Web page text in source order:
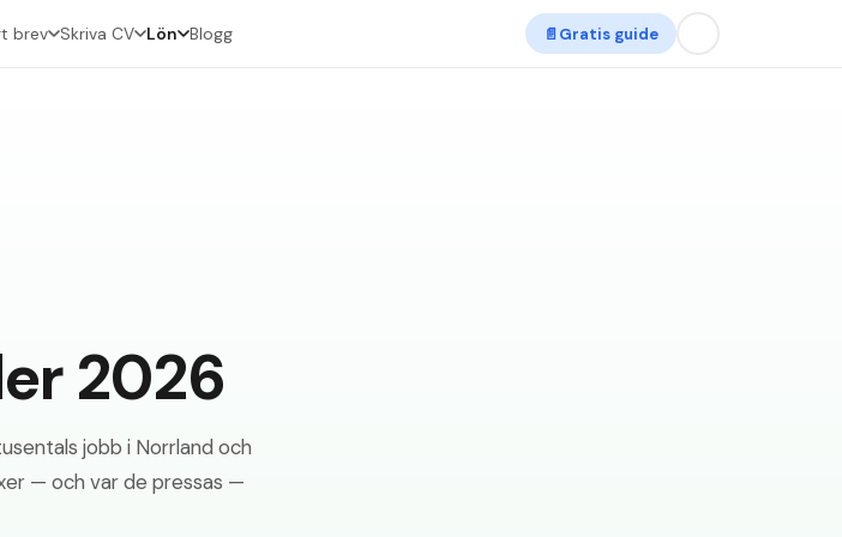
brev Skriva CV Lön Blogg 📄 Gratis guide
2026
jobb i Norrland och
— och var de pressas —